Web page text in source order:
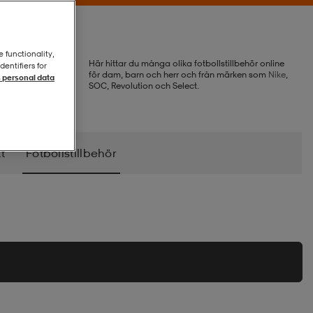
Här hittar du många olika fotbollstillbehör online
för dam, barn och herr och från märken som Nike,
SOC, Revolution och Select.
Fotbollstillbehör
functionality,
for
personal data